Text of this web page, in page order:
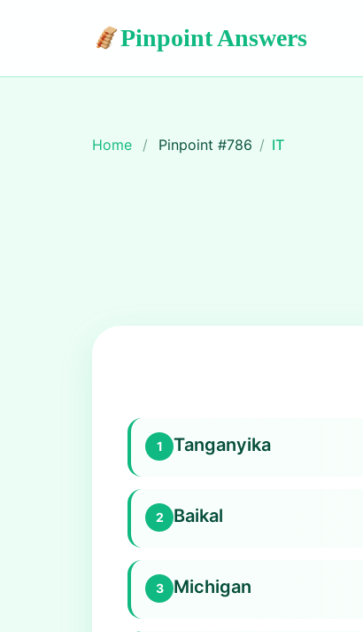
Pinpoint Answers
Home / Pinpoint #786 / IT
1 Tanganyika
2 Baikal
3 Michigan